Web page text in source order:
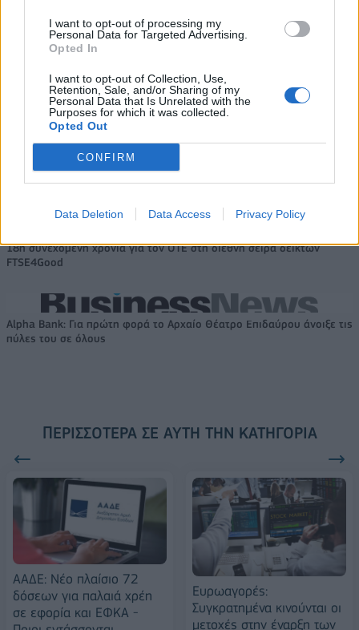
I want to opt-out of processing my
Personal Data for Targeted Advertising.
Opted In
I want to opt-out of Collection, Use,
Retention, Sale, and/or Sharing of my
Personal Data that Is Unrelated with the
Purposes for which it was collected.
Opted Out
CONFIRM
Data Deletion Data Access Privacy Policy
δισ. σε μικρομεσαίες
χρονοβόρες διαδικασίες
Η Chery επενδύει 75 εκατ. δολάρια στην KG Mobility
Το FIAT 500 Hybrid τώρα από
Ατρόμητος και Novibet
2028
18η συνεχόμενη χρονιά για τον ΟΤΕ στη διεθνή σειρά δεικτών
FTSE4Good
Alpha Bank: Για πρώτη φορά το Αρχαίο Θέατρο Επιδαύρου άνοιξε τις
πύλες του σε όλους
ΠΕΡΙΣΣΌΤΕΡΑ ΣΕ ΑΥΤΉ ΤΗΝ ΚΑΤΗΓΟΡΊΑ
ΑΑΔΕ: Νέο πλαίσιο 72
δόσεων για παλαιά χρέη
σε εφορία και ΕΦΚΑ -
Ευρωαγορές:
Συγκρατημένα κινούνται οι
μετοχές στην έναρξη των